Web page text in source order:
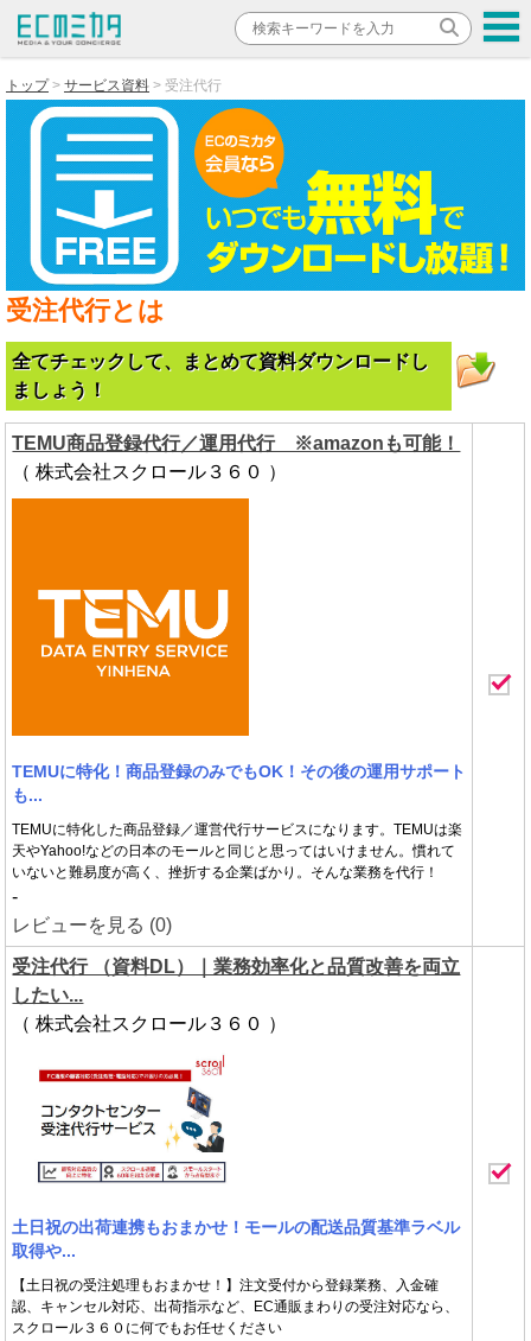
トップ サービス資料 受注代行
受注代行とは
全てチェックして、まとめて資料ダウンロードし
ましょう！
TEMU商品登録代行／運用代行 ※amazonも可能！
（ 株式会社スクロール３６０ ）
TEMUに特化！商品登録のみでもOK！その後の運用サポート
も...
TEMUに特化した商品登録／運営代行サービスになります。TEMUは楽
天やYahoo!などの日本のモールと同じと思ってはいけません。慣れて
いないと難易度が高く、挫折する企業ばかり。そんな業務を代行！
-
レビューを見る (0)
受注代行 （資料DL）｜業務効率化と品質改善を両立
したい...
（ 株式会社スクロール３６０ ）
土日祝の出荷連携もおまかせ！モールの配送品質基準ラベル
取得や...
【土日祝の受注処理もおまかせ！】注文受付から登録業務、入金確
認、キャンセル対応、出荷指示など、EC通販まわりの受注対応なら、
スクロール３６０に何でもお任せください